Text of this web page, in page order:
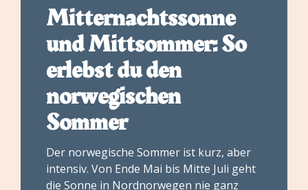
Mitternachtssonne
und Mittsommer: So
erlebst du den
norwegischen
Sommer
Der norwegische Sommer ist kurz, aber
intensiv. Von Ende Mai bis Mitte Juli geht
die Sonne in Nordnorwegen nie ganz